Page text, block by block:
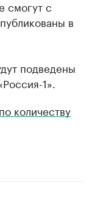
смогут с
в
подведены
1».
количеству